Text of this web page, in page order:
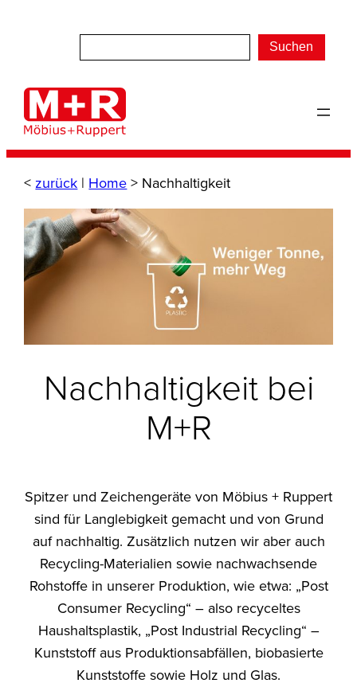
Suchen
< zurück | Home> Nachhaltigkeit
Nachhaltigkeit bei
M+R
Spitzer und Zeichengeräte von Möbius + Ruppert
sind für Langlebigkeit gemacht und von Grund
auf nachhaltig. Zusätzlich nutzen wir aber auch
Recycling-Materialien sowie nachwachsende
Rohstoffe in unserer Produktion, wie etwa: „Post
Consumer Recycling“ – also recyceltes
Haushaltsplastik, „Post Industrial Recycling“ –
Kunststoff aus Produktionsabfällen, biobasierte
Kunststoffe sowie Holz und Glas.